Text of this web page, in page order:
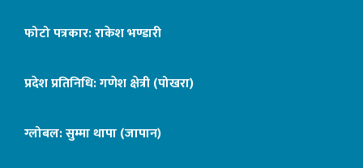
फोटो पत्रकार: राकेश भण्डारी
प्रदेश प्रतिनिधि: गणेश क्षेत्री (पोखरा)
ग्लोबल: सुम्मा थापा (जापान)